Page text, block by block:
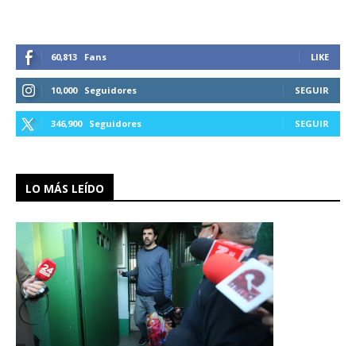
60,813 Fans LIKE
10,000 Seguidores SEGUIR
346,900 Seguidores SEGUIR
LO MÁS LEÍDO